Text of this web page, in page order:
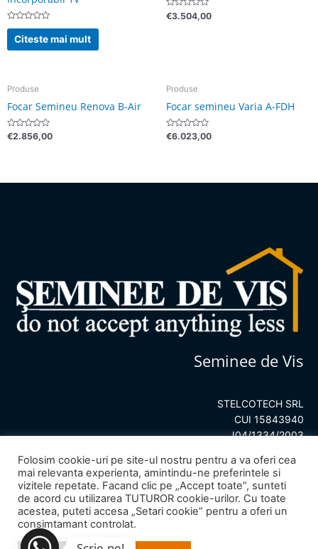
Evaluat
din
Citeste mai mult
Evaluat
la
€3.504,00
Produse
Focar Semineu Renova B-Air
Evaluat
la
€2.856,00
Produse
Focar semineu Varia A-FDH
Evaluat
la
€6.023,00
Seminee de Vis
STELCOTECH SRL
CUI 15843940
J04/1334/2003
Folosim cookie-uri pe site-ul nostru pentru a va oferi cea
mai relevanta experienta, amintindu-ne preferintele si
vizitele repetate. Facand clic pe „Accept toate”, sunteti
de acord cu utilizarea TUTUROR cookie-urilor. Cu toate
acestea, puteti accesa „Setari cookie” pentru a oferi un
consimtamant controlat.